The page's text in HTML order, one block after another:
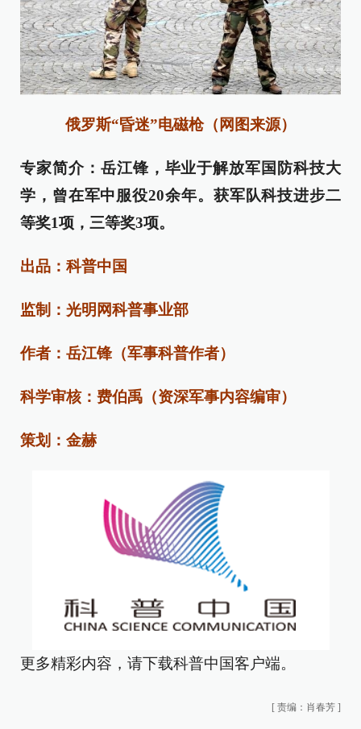
俄罗斯“昏迷”电磁枪（网图来源）
专家简介：岳江锋，毕业于解放军国防科技大
学，曾在军中服役20余年。获军队科技进步二
等奖1项，三等奖3项。
出品：科普中国
监制：光明网科普事业部
作者：岳江锋（军事科普作者）
科学审核：费伯禹（资深军事内容编审）
策划：金赫
更多精彩内容，请下载科普中国客户端。
[ 责编：肖春芳 ]